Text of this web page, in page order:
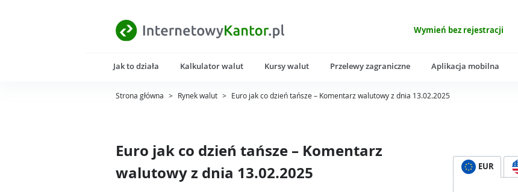
Wymień bez rejestracji
Jak to działa Kalkulator walut Kursy walut Przelewy zagraniczne Aplikacja mobilna
Strona główna > Rynek walut > Euro jak co dzień tańsze – Komentarz walutowy z dnia 13.02.2025
Euro jak co dzień tańsze – Komentarz
walutowy z dnia 13.02.2025
EUR